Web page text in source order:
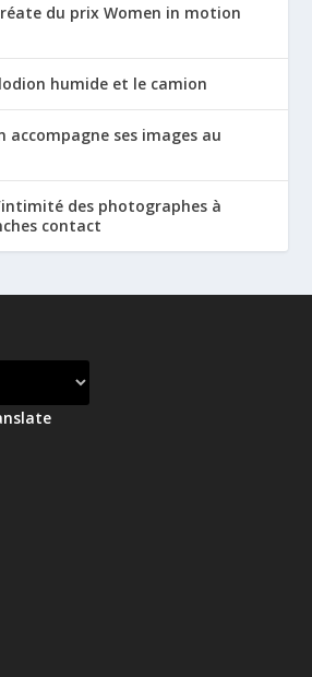
du prix Women in motion
humide et le camion
accompagne ses images au
des photographes à
contact